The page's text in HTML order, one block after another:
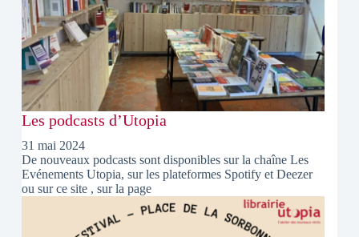
Les podcasts d’Utopia
31 mai 2024
De nouveaux podcasts sont disponibles sur la chaîne Les
Evénements Utopia, sur les plateformes Spotify et Deezer
ou sur ce site , sur la page